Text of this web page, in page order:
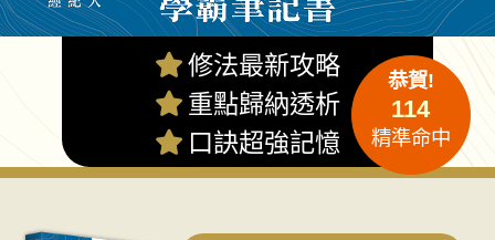
修法最新攻略
重點歸納透析
口訣超強記憶
恭賀!
114
精準命中